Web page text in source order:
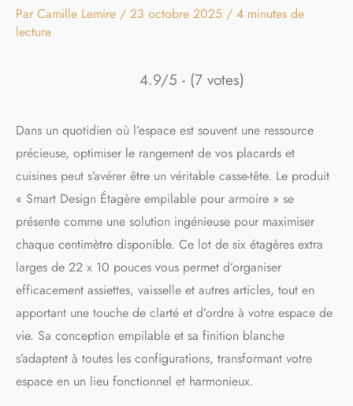
Par Camille Lemire / 23 octobre 2025 / 4 minutes de
lecture
4.9/5 - (7 votes)
Dans un quotidien où l’espace est souvent une ressource
précieuse, optimiser le rangement de vos placards et
cuisines peut s’avérer être un véritable casse-tête. Le produit
« Smart Design Étagère empilable pour armoire » se
présente comme une solution ingénieuse pour maximiser
chaque centimètre disponible. Ce lot de six étagères extra
larges de 22 x 10 pouces vous permet d’organiser
efficacement assiettes, vaisselle et autres articles, tout en
apportant une touche de clarté et d’ordre à votre espace de
vie. Sa conception empilable et sa finition blanche
s’adaptent à toutes les configurations, transformant votre
espace en un lieu fonctionnel et harmonieux.